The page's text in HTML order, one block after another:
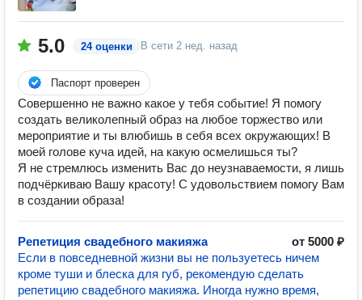
5.0 24 оценки В сети 2 нед. назад
Паспорт проверен
Совершенно не важно какое у тебя событие! Я помогу
создать великолепный образ на любое торжество или
мероприятие и ты влюбишь в себя всех окружающих! В
моей голове куча идей, на какую осмелишься ты?
Я не стремлюсь изменить Вас до неузнаваемости, я лишь
подчёркиваю Вашу красоту! С удовольствием помогу Вам
в создании образа!
Репетиция свадебного макияжа
от 5000 ₽
Если в повседневной жизни вы не пользуетесь ничем
кроме туши и блеска для губ, рекомендую сделать
репетицию свадебного макияжа. Иногда нужно время,